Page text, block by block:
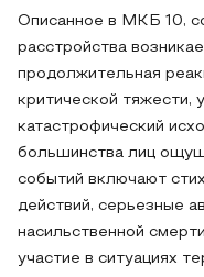
Описанное в МКБ 10,
расстройства
продолжительная
критической
катастрофический
большинства лиц
событий включают
действий, серьезные
насильственной
участие в ситуациях